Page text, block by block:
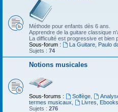
Méthode pour enfants dès 6 ans.
Apprendre de la guitare classique
La difficulté est progressive et bien
Sous-forum :
La Guitare, Paulo
Sujets : 74
Notions musicales
Sous-forums : Solfège,
termes musicaux
Livres,
Sujets : 276